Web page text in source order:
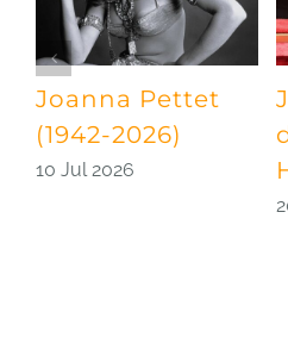
Joanna Pettet
(1942-2026)
10 Jul 2026